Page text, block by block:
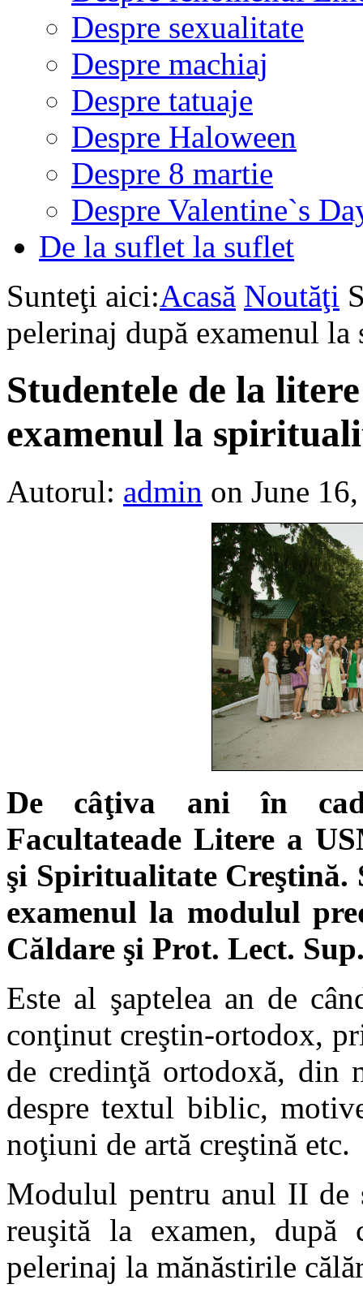
Despre sexualitate
Despre machiaj
Despre tatuaje
Despre Haloween
Despre 8 martie
Despre Valentine`s
De la suflet la suflet
Sunteţi aici:Acasă Noutăţi
pelerinaj după examenul
Studentele de la
examenul la
Autorul: admin on June
De câţiva ani în
Facultateade Litere a
şi Spiritualitate Creştină.
examenul la modulul
Căldare şi Prot. Lect.
Este al şaptelea an de
conţinut creştin-ortodox,
de credinţă ortodoxă, din
despre textul biblic,
noţiuni de artă creştină etc.
Modulul pentru anul II de
reuşită la examen, după
pelerinaj la mănăstirile